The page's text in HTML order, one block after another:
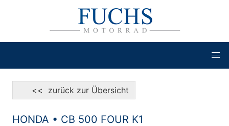
<< zurück zur Übersicht
HONDA • CB 500 FOUR K1